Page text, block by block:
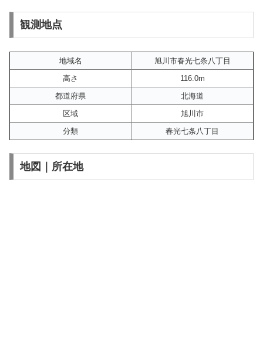
観測地点
地域名
旭川市春光七条八丁目
高さ
116.0m
都道府県
北海道
区域
旭川市
分類
春光七条八丁目
地図｜所在地